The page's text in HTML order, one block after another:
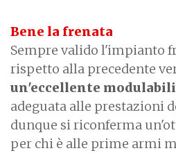
Bene la frenata
Sempre valido l'impianto
rispetto alla precedente
un'eccellente
adeguata alle prestazioni
dunque si riconferma
per chi è alle prime armi